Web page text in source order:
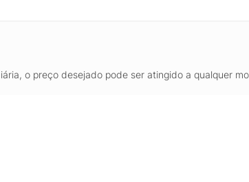
o preço desejado pode ser atingido a qualquer